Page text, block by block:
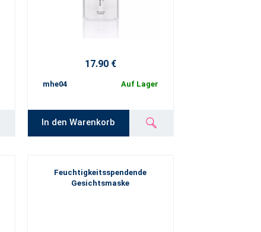
17.90 €
mhe04 Auf Lager
In den Warenkorb
Feuchtigkeitsspendende
Gesichtsmaske